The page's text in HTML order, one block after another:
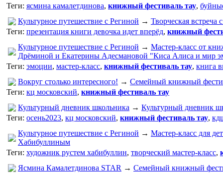
Теги: ясмина камалетдинова, книжный фестиваль тау,
Культурное путешествие с Региной → Творческая
Теги: презентация книги девочка идет вперёд, книжный
Культурное путешествие с Региной → Мастер-класс от
Дрëминой и Екатерины Адесмановой "Киса Алиса и мир
Теги: эмоции, мастер-класс, книжный фестиваль тау, книга
Вокруг столько интересного! → Семейный книжный
Теги: кц московский, книжный фестиваль тау
Культурный дневник школьника → Культурный дневник
Теги: осень2023, кц московский, книжный фестиваль тау,
Культурное путешествие с Региной → Мастер-класс для
Хабибуллиным
Теги: художник рустем хабибуллин, творческий мастер-класс,
Ясмина Камалетдинова STAR → Семейный книжный